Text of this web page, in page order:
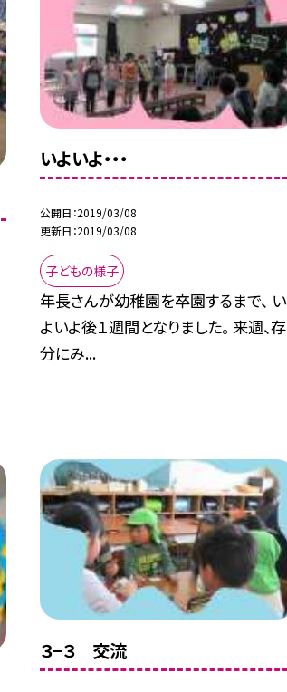
いよいよ・・・
公開日 2019/03/08
更新日 2019/03/08
子どもの様子
年長さんが幼稚園を卒園するまで、 い
よいよ後１週間となりました。 来週、存
分にみ...
３−３ 交流